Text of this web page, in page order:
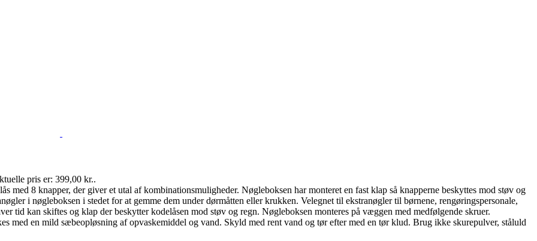
pris er: 399,00 kr..
med 8 knapper, der giver et utal af kombinationsmuligheder. Nøgleboksen har monteret en fast klap så knapperne beskyttes mod støv og
i nøgleboksen i stedet for at gemme dem under dørmåtten eller krukken. Velegnet til ekstranøgler til børnene, rengøringspersonale,
tid kan skiftes og klap der beskytter kodelåsen mod støv og regn. Nøgleboksen monteres på væggen med medfølgende skruer.
med en mild sæbeopløsning af opvaskemiddel og vand. Skyld med rent vand og tør efter med en tør klud. Brug ikke skurepulver, ståluld